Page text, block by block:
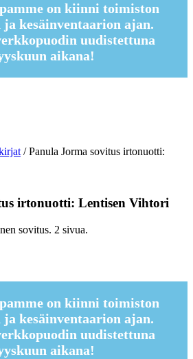
on kiinni toimiston
ja kesäinventaarion ajan.
uudistettuna
aikana!
/ Panula Jorma sovitus irtonuotti:
irtonuotti: Lentisen Vihtori
sovitus. 2 sivua.
on kiinni toimiston
ja kesäinventaarion ajan.
uudistettuna
aikana!